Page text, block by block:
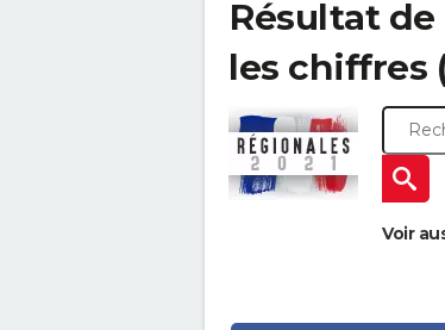
Résultat
les chiffres
Voir